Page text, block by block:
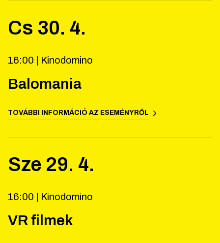
Cs 30. 4.
16:00 | Kinodomino
Balomania
TOVÁBBI INFORMÁCIÓ AZ ESEMÉNYRŐL
Sze 29. 4.
16:00 | Kinodomino
VR filmek